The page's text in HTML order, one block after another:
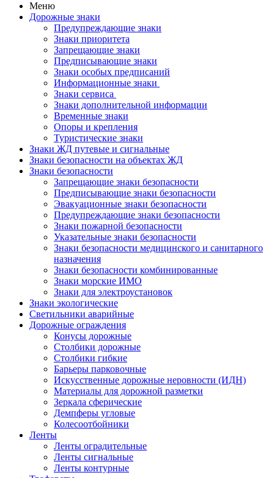
Меню
Дорожные знаки
Предупреждающие знаки
Знаки приоритета
Запрещающие знаки
Предписывающие знаки
Знаки особых предписаний
Информационные знаки
Знаки сервиса
Знаки дополнительной информации
Временные знаки
Опоры и крепления
Туристические знаки
Знаки ЖД путевые и сигнальные
Знаки безопасности на объектах ЖД
Знаки безопасности
Запрещающие знаки безопасности
Предписывающие знаки безопасности
Эвакуационные знаки безопасности
Предупреждающие знаки безопасности
Знаки пожарной безопасности
Указательные знаки безопасности
Знаки безопасности медицинского и санитарного
назначения
Знаки безопасности комбинированные
Знаки морские ИМО
Знаки для электроустановок
Знаки экологические
Светильники аварийные
Дорожные ограждения
Конусы дорожные
Столбики дорожные
Столбики гибкие
Барьеры парковочные
Искусственные дорожные неровности (ИДН)
Материалы для дорожной разметки
Зеркала сферические
Демпферы угловые
Колесоотбойники
Ленты
Ленты оградительные
Ленты сигнальные
Ленты контурные